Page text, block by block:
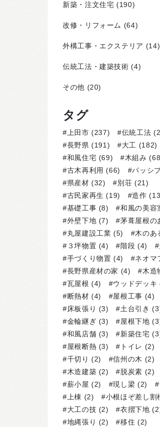
新築・注文住宅 (190)
改修・リフォーム (64)
外構工事・エクステリア (14)
伝統工法・建築技術 (4)
その他 (20)
タグ
上田市 (237) 伝統工法
長野県 (191) 大工 (182)
和風住宅 (69) 木組み
古木再利用 (66) パッシ
県産材 (32) 別荘 (21)
古民家再生 (19) 造作
基礎工事 (8) 和風の美容
外壁下地 (7) 茅葺屋根の
丸屋建設工業 (5) 木のあ
３坪物置 (4) 階段 (4)
手づくり物置 (4) ネオマ
長野県産材の家 (4) 木造
瓦屋根 (4) ウッドデッキ
断熱材 (4) 屋根工事 (4)
床板張り (3) 土台引き
金輪継ぎ (3) 屋根下地
和風店舗 (3) 新築住宅
屋根断熱 (3) トイレ (2)
千切り (2) 信州の木 (2)
木造建築 (2) 脱炭素 (2)
薪小屋 (2) 現し梁 (2)
上棟 (2) 小根ほぞ差し割
大工の技 (2) 衣摺下地
地縄張り (2) 移住 (2)